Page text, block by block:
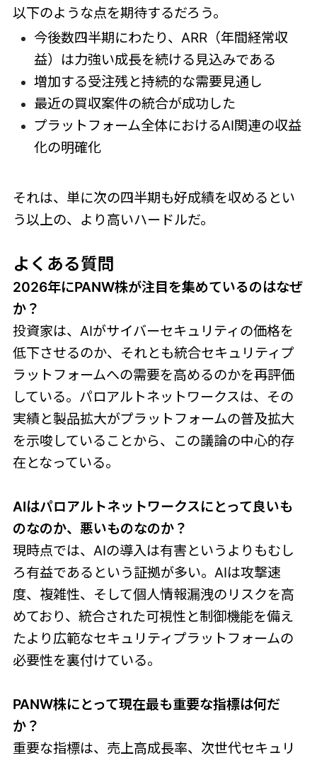
以下のような点を期待するだろう。
今後数四半期にわたり、ARR（年間経常収
益）は力強い成長を続ける見込みである
増加する受注残と持続的な需要見通し
最近の買収案件の統合が成功した
プラットフォーム全体におけるAI関連の収益
化の明確化
それは、単に次の四半期も好成績を収めるとい
う以上の、より高いハードルだ。
よくある質問
2026年にPANW株が注目を集めているのはなぜ
か？
投資家は、AIがサイバーセキュリティの価格を
低下させるのか、それとも統合セキュリティプ
ラットフォームへの需要を高めるのかを再評価
している。パロアルトネットワークスは、その
実績と製品拡大がプラットフォームの普及拡大
を示唆していることから、この議論の中心的存
在となっている。
AIはパロアルトネットワークスにとって良いも
のなのか、悪いものなのか？
現時点では、AIの導入は有害というよりもむし
ろ有益であるという証拠が多い。AIは攻撃速
度、複雑性、そして個人情報漏洩のリスクを高
めており、統合された可視性と制御機能を備え
たより広範なセキュリティプラットフォームの
必要性を裏付けている。
PANW株にとって現在最も重要な指標は何だ
か？
重要な指標は、売上高成長率、次世代セキュリ